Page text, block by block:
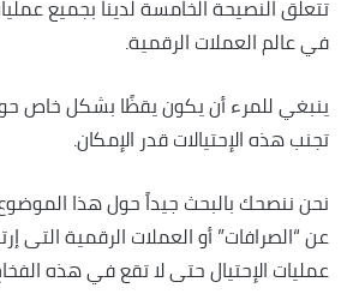
تتعلق النصيحة الخامسة لدينا بجميع
في عالم العملات الرقمية.
ينبغي للمرء أن يكون يقظًا بشكل خاص
تجنب هذه الإحتيالات قدر الإمكان.
نحن ننصحك بالبحث جيداً حول هذا
عن “الصرافات” أو العملات الرقمية التى
عمليات الإحتيال حتى لا تقع في هذه